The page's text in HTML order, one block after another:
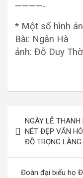
————-
* Một số hình
Bài: Ngân Hà
ảnh: Đỗ Duy
hướng
viết
NGÀY LỄ
NÉT ĐẸP VĂN
ĐỖ TRỌNG
Đoàn đại biểu họ